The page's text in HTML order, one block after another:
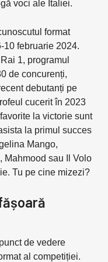
voci ale Italiei.
format
10 februarie 2024.
1, programul
de concurenți,
debutanți pe
cucerit în 2023
la victorie sunt
la primul succes
Mango,
Mahmood sau Il Volo
Tu pe cine mizezi?
de vedere
al competiției.